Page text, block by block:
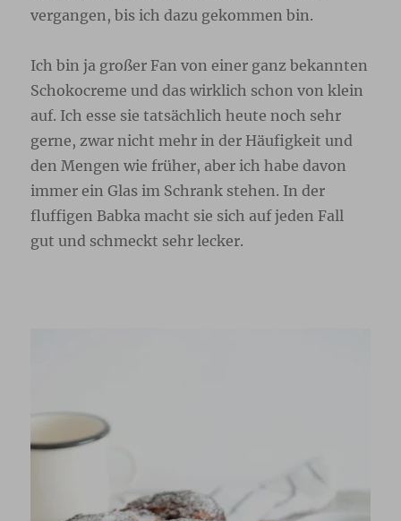
vergangen, bis ich dazu gekommen bin.
Ich bin ja großer Fan von einer ganz bekannten
Schokocreme und das wirklich schon von klein
auf. Ich esse sie tatsächlich heute noch sehr
gerne, zwar nicht mehr in der Häufigkeit und
den Mengen wie früher, aber ich habe davon
immer ein Glas im Schrank stehen. In der
fluffigen Babka macht sie sich auf jeden Fall
gut und schmeckt sehr lecker.